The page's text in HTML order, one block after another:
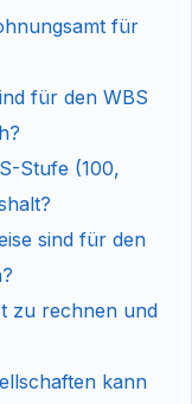
für
für den WBS
Stufe (100,
sind für den
zu rechnen und
kann